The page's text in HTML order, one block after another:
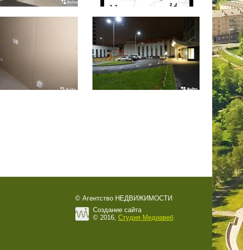
© Агентство НЕДВИЖИМОСТИ
Создание сайта
© 2016, Студия Медиавеб